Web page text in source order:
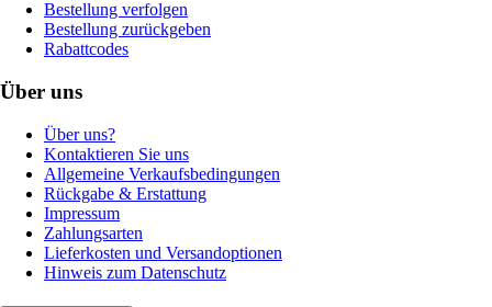
Bestellung verfolgen
Bestellung zurückgeben
Rabattcodes
Über uns
Über uns?
Kontaktieren Sie uns
Allgemeine Verkaufsbedingungen
Rückgabe & Erstattung
Impressum
Zahlungsarten
Lieferkosten und Versandoptionen
Hinweis zum Datenschutz